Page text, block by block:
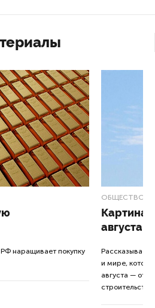
наращивает покупку
ОБЩЕСТВО
Картина
августа
Рассказываем
и мире,
августа — от